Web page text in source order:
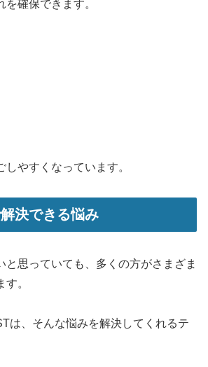
確保できます。
しやすくなっています。
決できる悩み
と思っていても、多くの方がさまざま
。
は、そんな悩みを解決してくれるテ